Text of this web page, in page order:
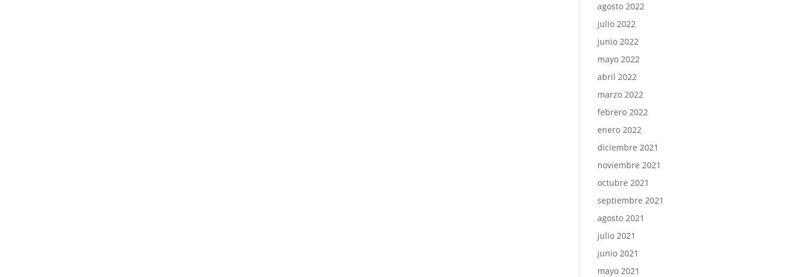
agosto 2022
julio 2022
junio 2022
mayo 2022
abril 2022
marzo 2022
febrero 2022
enero 2022
diciembre 2021
noviembre 2021
octubre 2021
septiembre 2021
agosto 2021
julio 2021
junio 2021
mayo 2021